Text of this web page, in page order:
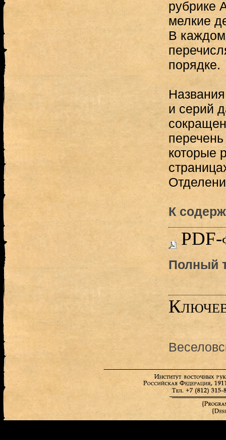
рубрике
мелкие
В
порядке.
и серий
которые
К
PDF-
Полный